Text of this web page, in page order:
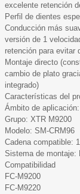
excelente retención
Perfil de dientes
Conducción más
versión de 1
retención para evitar
Montaje directo
cambio de plato
integrado)
Características del
Ámbito de
Grupo: XTR M9200
Modelo: SM-CRM96
Cadena compatible:
Sistema de montaje:
Compatibilidad
FC-M9200
FC-M9220